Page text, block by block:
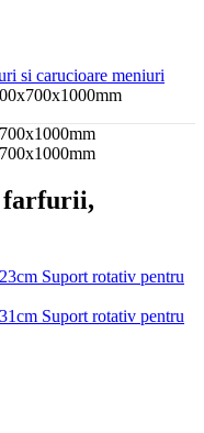
si carucioare meniuri
farfurii,
Suport rotativ pentru
Suport rotativ pentru